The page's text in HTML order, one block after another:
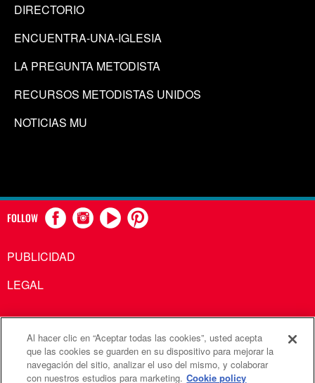
DIRECTORIO
ENCUENTRA-UNA-IGLESIA
LA PREGUNTA METODISTA
RECURSOS METODISTAS UNIDOS
NOTICIAS MU
FOLLOW
PUBLICIDAD
LEGAL
Comunicaciones Metodistas Unidas es una agencia de la
Iglesia Metodista Unida
Al hacer clic en “Aceptar todas las cookies”, usted acepta
que las cookies se guarden en su dispositivo para mejorar la
navegación del sitio, analizar el uso del mismo, y colaborar
con nuestros estudios para marketing. Cookie policy